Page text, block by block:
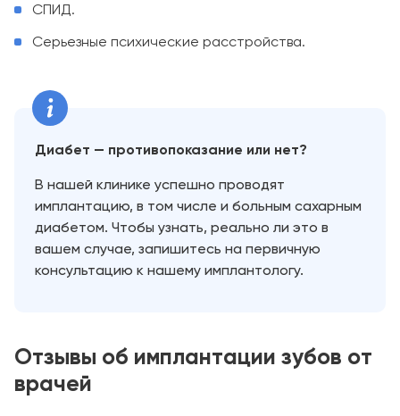
СПИД.
Серьезные психические расстройства.
Диабет — противопоказание или нет?
В нашей клинике успешно проводят
имплантацию, в том числе и больным сахарным
диабетом. Чтобы узнать, реально ли это в
вашем случае, запишитесь на первичную
консультацию к нашему имплантологу.
Отзывы об имплантации зубов от
врачей